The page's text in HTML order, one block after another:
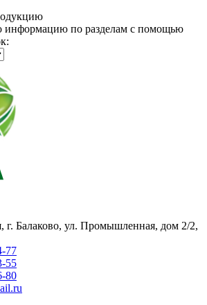
по разделам с помощью
г. Балаково, ул. Промышленная, дом 2/2,
77
55
80